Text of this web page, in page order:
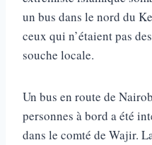
un bus dans le nord du
ceux qui n’étaient pas
souche locale.
Un bus en route de
personnes à bord a été
dans le comté de Wajir.